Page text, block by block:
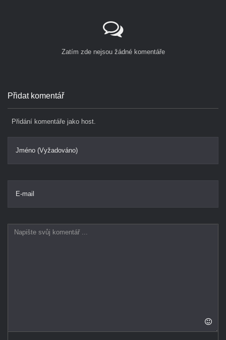
Zatím zde nejsou žádné komentáře
Přidat komentář
Přidání komentáře jako host.
Jméno (Vyžadováno)
E-mail